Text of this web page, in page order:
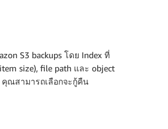
S3 backups โดย Index ที่
size), file path และ object
คุณสามารถเลือกจะกู้คืน